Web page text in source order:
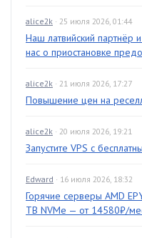
alice2k · 25 июля 2026, 01:44
Наш латвийский партнёр
нас о приостановке
alice2k · 21 июля 2026, 17:27
Повышение цен на
alice2k · 20 июля 2026, 19:21
Запустите VPS с
Edward · 16 июля 2026, 18:32
Горячие серверы AMD
TB NVMe — от 14580₽/